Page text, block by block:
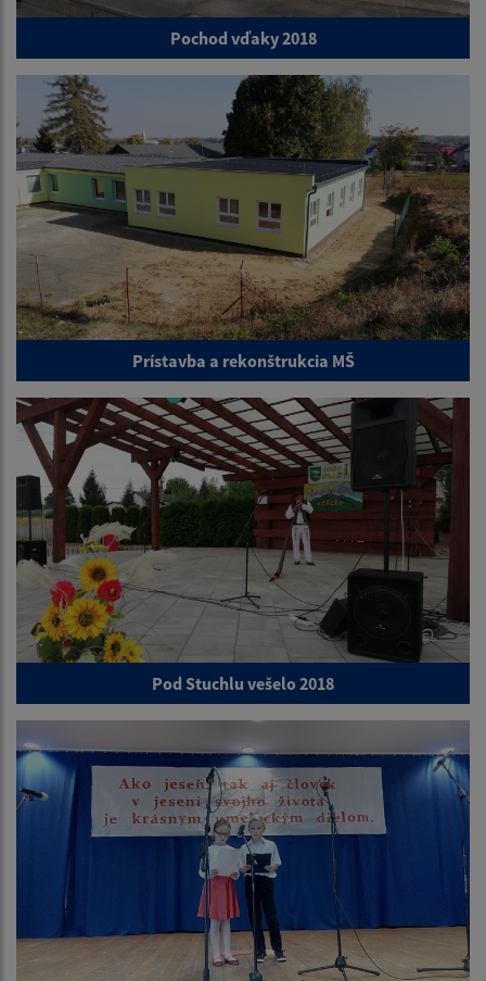
Pochod vďaky 2018
Prístavba a rekonštrukcia MŠ
Pod Stuchlu vešelo 2018